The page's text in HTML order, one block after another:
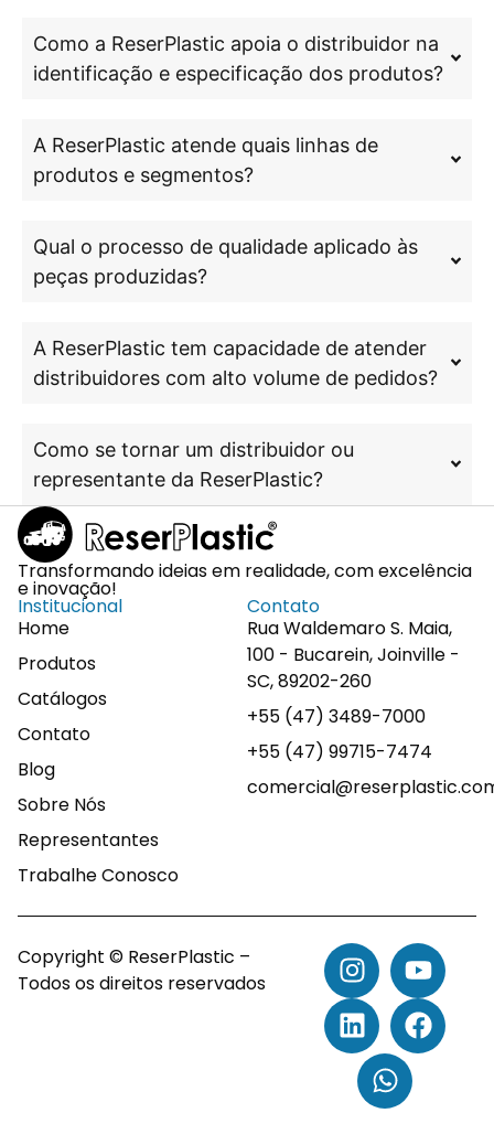
Como a ReserPlastic apoia o distribuidor na
identificação e especificação dos produtos?
A ReserPlastic atende quais linhas de
produtos e segmentos?
Qual o processo de qualidade aplicado às
peças produzidas?
A ReserPlastic tem capacidade de atender
distribuidores com alto volume de pedidos?
Como se tornar um distribuidor ou
representante da ReserPlastic?
Transformando ideias em realidade, com excelência
e inovação!
Institucional
Home
Produtos
Catálogos
Contato
Blog
Sobre Nós
Representantes
Trabalhe Conosco
Contato
Rua Waldemaro S. Maia,
100 - Bucarein, Joinville -
SC, 89202-260
+55 (47) 3489-7000
+55 (47) 99715-7474
Copyright © ReserPlastic –
Todos os direitos reservados